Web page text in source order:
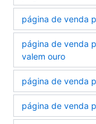
página de venda
página de venda
valem ouro
página de venda
página de venda